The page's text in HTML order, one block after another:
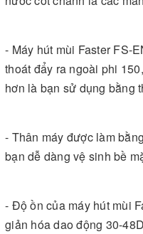
- Máy hút mùi Faster FS-
thoát đẩy ra ngoài phi
hơn là bạn sử dụng bằng
- Thân máy được làm
bạn dễ dàng vệ sinh bề
- Độ ồn của máy hút mùi
giản hóa dao động 30-